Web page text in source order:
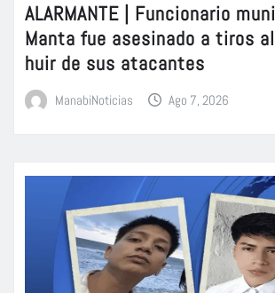
ALARMANTE | Funcionario
Manta fue asesinado a tiros
huir de sus atacantes
ManabiNoticias Ago 7, 2026